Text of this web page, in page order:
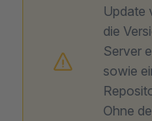
Update
die
Server
sowie
Ohne